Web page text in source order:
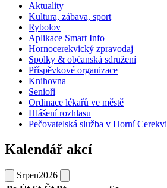
Aktuality
Kultura, zábava, sport
Rybolov
Aplikace Smart Info
Hornocerekvický zpravodaj
Spolky & občanská sdružení
Příspěvkové organizace
Knihovna
Senioři
Ordinace lékařů ve městě
Hlášení rozhlasu
Pečovatelská služba v Horní Cerekvi
Kalendář akcí
Srpen2026